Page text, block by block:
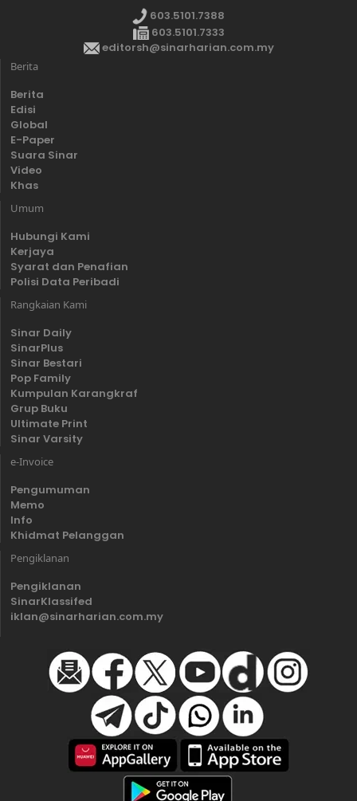
603.5101.7388
603.5101.7333
editorsh@sinarharian.com.my
Berita
Berita
Edisi
Global
E-Paper
Suara Sinar
Video
Khas
Umum
Hubungi Kami
Kerjaya
Syarat dan Penafian
Polisi Data Peribadi
Rangkaian Kami
Sinar Daily
SinarPlus
Sinar Bestari
Pop Family
Kumpulan Karangkraf
Grup Buku
Ultimate Print
Sinar Varsity
e-Invoice
Pengumuman
Memo
Info
Khidmat Pelanggan
Pengiklanan
Pengiklanan
SinarKlassifed
iklan@sinarharian.com.my